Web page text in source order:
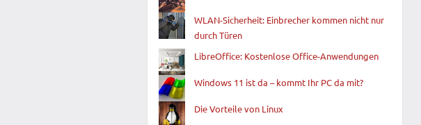
WLAN-Sicherheit: Einbrecher kommen nicht nur
durch Türen
LibreOffice: Kostenlose Office-Anwendungen
Windows 11 ist da – kommt Ihr PC da mit?
Die Vorteile von Linux